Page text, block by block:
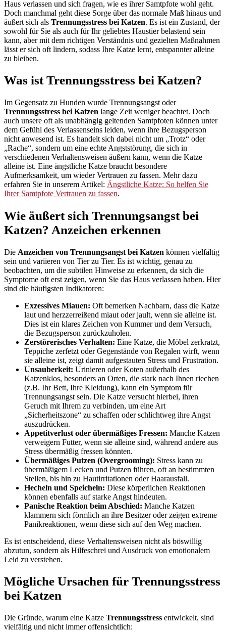
Haus verlassen und sich fragen, wie es ihrer Samtpfote wohl geht.
Doch manchmal geht diese Sorge über das normale Maß hinaus und
äußert sich als Trennungsstress bei Katzen. Es ist ein Zustand, der
sowohl für Sie als auch für Ihr geliebtes Haustier belastend sein
kann, aber mit dem richtigen Verständnis und gezielten Maßnahmen
lässt er sich oft lindern, sodass Ihre Katze lernt, entspannter alleine
zu bleiben.
Was ist Trennungsstress bei Katzen?
Im Gegensatz zu Hunden wurde Trennungsangst oder
Trennungsstress bei Katzen lange Zeit weniger beachtet. Doch
auch unsere oft als unabhängig geltenden Samtpfoten können unter
dem Gefühl des Verlassenseins leiden, wenn ihre Bezugsperson
nicht anwesend ist. Es handelt sich dabei nicht um „Trotz“ oder
„Rache“, sondern um eine echte Angststörung, die sich in
verschiedenen Verhaltensweisen äußern kann, wenn die Katze
alleine ist. Eine ängstliche Katze braucht besondere
Aufmerksamkeit, um wieder Vertrauen zu fassen. Mehr dazu
erfahren Sie in unserem Artikel: Ängstliche Katze: So helfen Sie
Ihrer Samtpfote Vertrauen zu fassen.
Wie äußert sich Trennungsangst bei
Katzen? Anzeichen erkennen
Die Anzeichen von Trennungsangst bei Katzen können vielfältig
sein und variieren von Tier zu Tier. Es ist wichtig, genau zu
beobachten, um die subtilen Hinweise zu erkennen, da sich die
Symptome oft erst zeigen, wenn Sie das Haus verlassen haben. Hier
sind die häufigsten Indikatoren:
Exzessives Miauen: Oft bemerken Nachbarn, dass die Katze
laut und herzzerreißend miaut oder jault, wenn sie alleine ist.
Dies ist ein klares Zeichen von Kummer und dem Versuch,
die Bezugsperson zurückzuholen.
Zerstörerisches Verhalten: Eine Katze, die Möbel zerkratzt,
Teppiche zerfetzt oder Gegenstände von Regalen wirft, wenn
sie alleine ist, zeigt damit aufgestauten Stress und Frustration.
Unsauberkeit: Urinieren oder Koten außerhalb des
Katzenklos, besonders an Orten, die stark nach Ihnen riechen
(z.B. Ihr Bett, Ihre Kleidung), kann ein Symptom für
Trennungsangst sein. Die Katze versucht hierbei, ihren
Geruch mit Ihrem zu verbinden, um eine Art
„Sicherheitszone“ zu schaffen oder schlichtweg ihre Angst
auszudrücken.
Appetitverlust oder übermäßiges Fressen: Manche Katzen
verweigern Futter, wenn sie alleine sind, während andere aus
Stress übermäßig fressen könnten.
Übermäßiges Putzen (Overgrooming): Stress kann zu
übermäßigem Lecken und Putzen führen, oft an bestimmten
Stellen, bis hin zu Hautirritationen oder Haarausfall.
Hecheln und Speicheln: Diese körperlichen Reaktionen
können ebenfalls auf starke Angst hindeuten.
Panische Reaktion beim Abschied: Manche Katzen
klammern sich förmlich an ihre Besitzer oder zeigen extreme
Panikreaktionen, wenn diese sich auf den Weg machen.
Es ist entscheidend, diese Verhaltensweisen nicht als böswillig
abzutun, sondern als Hilfeschrei und Ausdruck von emotionalem
Leid zu verstehen.
Mögliche Ursachen für Trennungsstress
bei Katzen
Die Gründe, warum eine Katze Trennungsstress entwickelt, sind
vielfältig und nicht immer offensichtlich: